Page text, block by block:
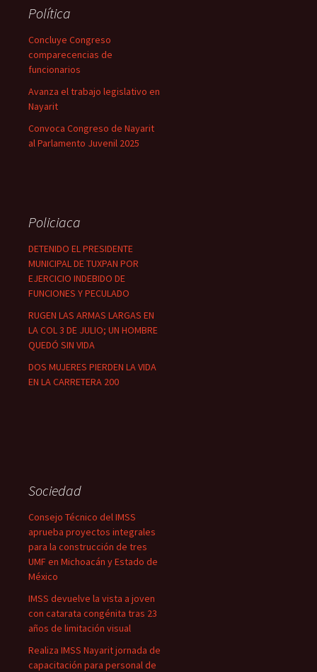
Política
Concluye Congreso
comparecencias de
funcionarios
Avanza el trabajo legislativo en
Nayarit
Convoca Congreso de Nayarit
al Parlamento Juvenil 2025
Policiaca
DETENIDO EL PRESIDENTE
MUNICIPAL DE TUXPAN POR
EJERCICIO INDEBIDO DE
FUNCIONES Y PECULADO
RUGEN LAS ARMAS LARGAS EN
LA COL 3 DE JULIO; UN HOMBRE
QUEDÓ SIN VIDA
DOS MUJERES PIERDEN LA VIDA
EN LA CARRETERA 200
Sociedad
Consejo Técnico del IMSS
aprueba proyectos integrales
para la construcción de tres
UMF en Michoacán y Estado de
México
IMSS devuelve la vista a joven
con catarata congénita tras 23
años de limitación visual
Realiza IMSS Nayarit jornada de
capacitación para personal de